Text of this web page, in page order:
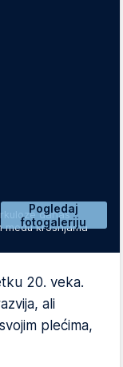
Pogledaj
fotogaleriju
danas
među krošnjama
20. veka.
ali
plećima,